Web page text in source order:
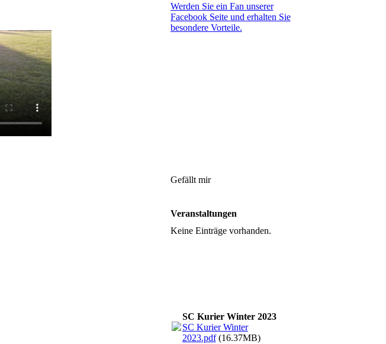
Werden Sie ein Fan unserer
Facebook Seite und erhalten Sie
besondere Vorteile.
Gefällt mir
Veranstaltungen
Keine Einträge vorhanden.
SC Kurier Winter 2023
SC Kurier Winter
2023.pdf(16.37MB)